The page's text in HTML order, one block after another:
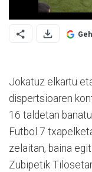
Jokatuz elkartu
dispertsioaren
16 taldetan
Futbol 7
zelaitan, baina
Zubipetik